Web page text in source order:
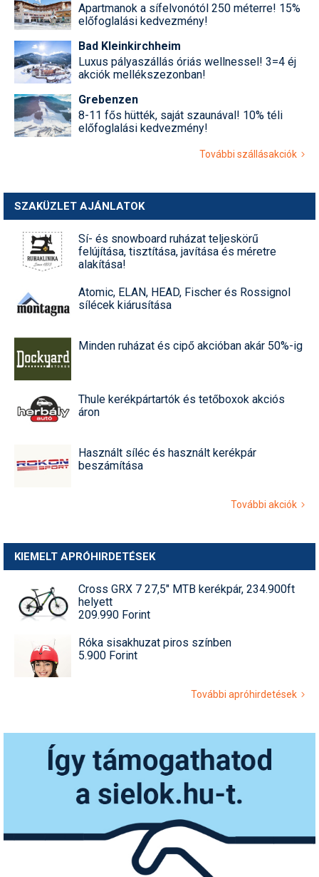
Apartmanok a sífelvonótól 250 méterre! 15%
előfoglalási kedvezmény!
Bad Kleinkirchheim
Luxus pályaszállás óriás wellnessel! 3=4 éj
akciók mellékszezonban!
Grebenzen
8-11 fős hütték, saját szaunával! 10% téli
előfoglalási kedvezmény!
További szállásakciók
SZAKÜZLET AJÁNLATOK
Sí- és snowboard ruházat teljeskörű
felújítása, tisztítása, javítása és méretre
alakítása!
Atomic, ELAN, HEAD, Fischer és Rossignol
sílécek kiárusítása
Minden ruházat és cipő akcióban akár 50%-ig
Thule kerékpártartók és tetőboxok akciós
áron
Használt síléc és használt kerékpár
beszámítása
További akciók
KIEMELT APRÓHIRDETÉSEK
Cross GRX 7 27,5" MTB kerékpár, 234.900ft
helyett
209.990 Forint
Róka sisakhuzat piros színben
5.900 Forint
További apróhirdetések